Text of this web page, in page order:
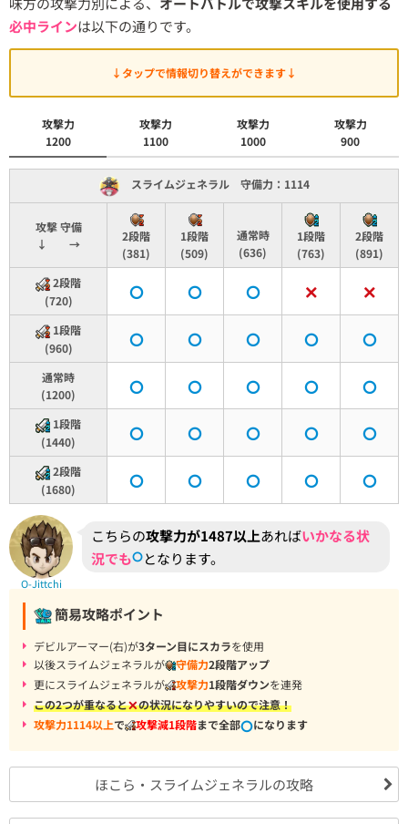
必中ラインは以下の通りです。
↓タップで情報切り替えができます↓
攻撃力
1200
攻撃力
1100
攻撃力
1000
攻撃力
900
スライムジェネラル 守備力：1114
攻撃 守備
↓ →
2段階
(381)
1段階
(509)
通常時
(636)
1段階
(763)
2段階
(891)
2段階
(720)
1段階
(960)
通常時
(1200)
1段階
(1440)
2段階
(1680)
O-Jittchi
こちらの攻撃力が1487以上あればいかなる状
況でも
となります。
簡易攻略ポイント
デビルアーマー(右)が3ターン目にスカラを使用
以後スライムジェネラルが
守備力2段階アップ
更にスライムジェネラルが
攻撃力1段階ダウンを連発
この2つが重なると
の状況になりやすいので注意！
攻撃力1114以上で 攻撃減1段階まで全部 になります
ほこら・スライムジェネラルの攻略